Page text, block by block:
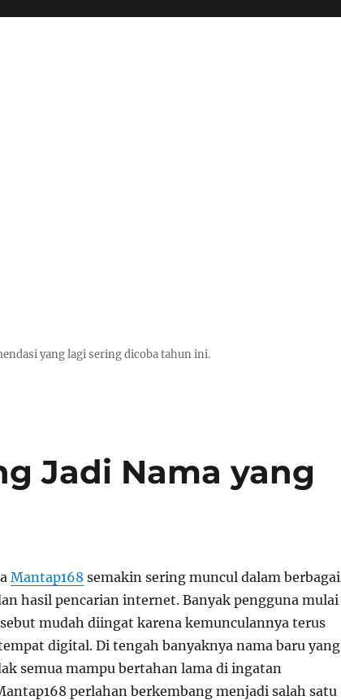
yang lagi sering dicoba tahun ini.
Jadi Nama yang
Mantap168 semakin sering muncul dalam berbagai
hasil pencarian internet. Banyak pengguna mulai
mudah diingat karena kemunculannya terus
digital. Di tengah banyaknya nama baru yang
semua mampu bertahan lama di ingatan
perlahan berkembang menjadi salah satu